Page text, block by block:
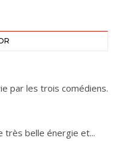
par les trois comédiens.
très belle énergie et...